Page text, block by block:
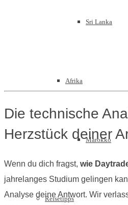
Sri Lanka
Afrika
Marokko
Reisetipps
Die technische
Herzstück deiner
Wenn du dich fragst, wie
jahrelanges Studium gelingen
Analyse deine Antwort. Wir